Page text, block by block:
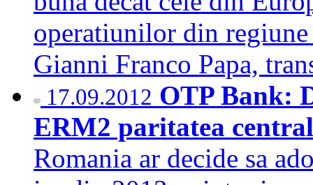
operatiunilor din
Gianni Franco Papa,
17.09.2012 OTP Bank:
ERM2 paritatea
Romania ar decide sa